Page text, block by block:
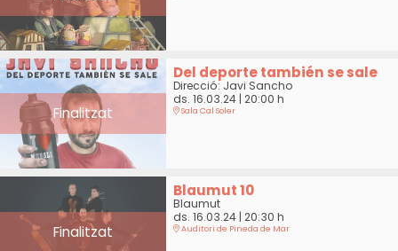
Finalitzat
Del deporte también se sale
Direcció: Javi Sancho
ds. 16.03.24| 20:00 h
Sala Cal Soler
Finalitzat
Blaumut 10
Blaumut
ds. 16.03.24| 20:30 h
Auditori de Pineda de Mar